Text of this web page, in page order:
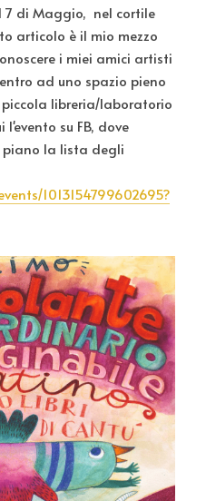
7 di Maggio,  nel cortile
articolo è il mio mezzo
i miei amici artisti
ad uno spazio pieno
libreria/laboratorio
su FB, dove
la lista degli
1013154799602695?